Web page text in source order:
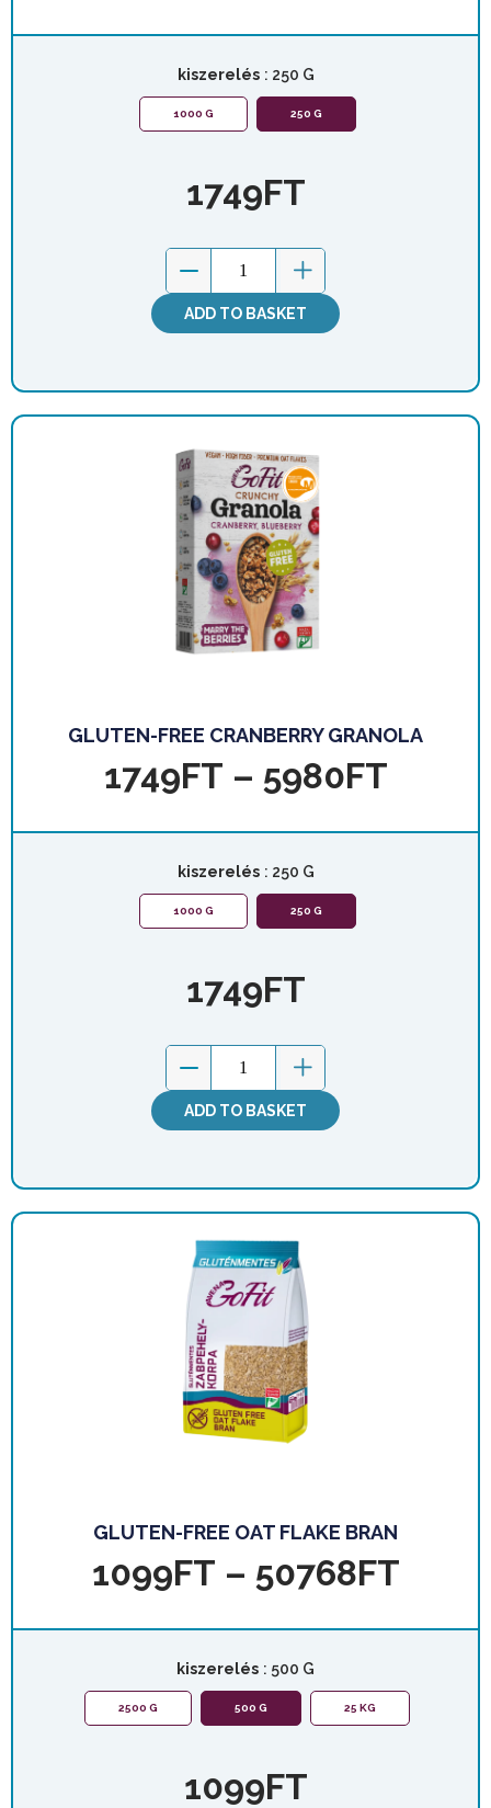
kiszerelés : 250 G
1000 G 250 G
1749FT
ADD TO BASKET
GLUTEN-FREE CRANBERRY GRANOLA
1749FT – 5980FT
kiszerelés : 250 G
1000 G 250 G
1749FT
ADD TO BASKET
GLUTEN-FREE OAT FLAKE BRAN
1099FT – 50768FT
kiszerelés : 500 G
2500 G 500 G 25 KG
1099FT